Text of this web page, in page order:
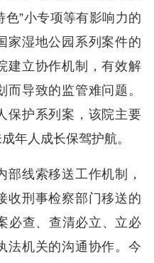
色”小专项等有影响力的
家湿地公园系列案件的
建立协作机制，有效解
导致的监管难问题。
保护系列案，该院主要
年人成长保驾护航。
线索移送工作机制，
收刑事检察部门移送的
必查、查清必立、立必
法机关的沟通协作。今